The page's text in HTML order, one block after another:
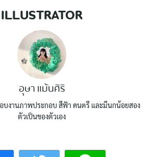
ILLUSTRATOR
อุษา แม้นศิริ
งานภาพประกอบ สีฟ้า ดนตรี และมีนกน้อยสอง
ตัวเป็นของตัวเอง